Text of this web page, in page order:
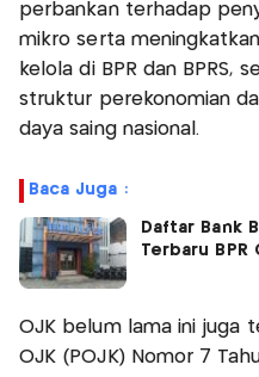
perbankan terhadap
mikro serta
kelola di BPR dan BPRS,
struktur perekonomian
daya saing nasional.
Baca Juga :
Daftar Bank
Terbaru
OJK belum lama ini juga
OJK (POJK) Nomor 7